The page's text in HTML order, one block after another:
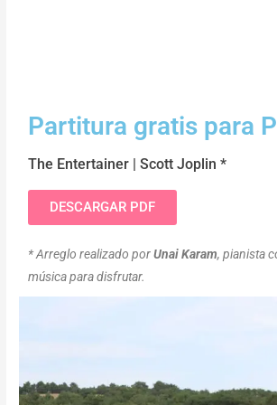
Partitura gratis para
The Entertainer | Scott Joplin *
DESCARGAR PDF
* Arreglo realizado porUnai Karam, pianista
música para disfrutar.